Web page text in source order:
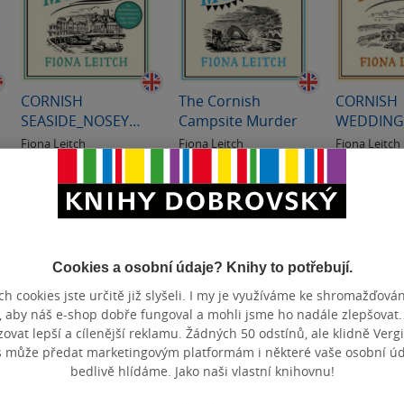
CORNISH
SEASIDE_NOSEY
PARK6 PB
Fiona Leitch
hvězdiček
měkká vazba
297 Kč
The Cornish
Campsite Murder
Fiona Leitch
hvězdiček
měkká vazba
330 Kč
CORNISH
PARK1 PB
Fiona Leitch
hvězdiček
měkká
Cookies a osobní údaje? Knihy to potřebují.
cookies jste určitě již slyšeli. I my je využíváme ke
aby náš e-shop dobře fungoval a mohli jsme ho nadále zlepšovat.
lepší a cílenější reklamu. Žádných 50 odstínů, ale klidně
může předat marketingovým platformám i některé vaše osobní
bedlivě hlídáme. Jako naši vlastní knihovnu!